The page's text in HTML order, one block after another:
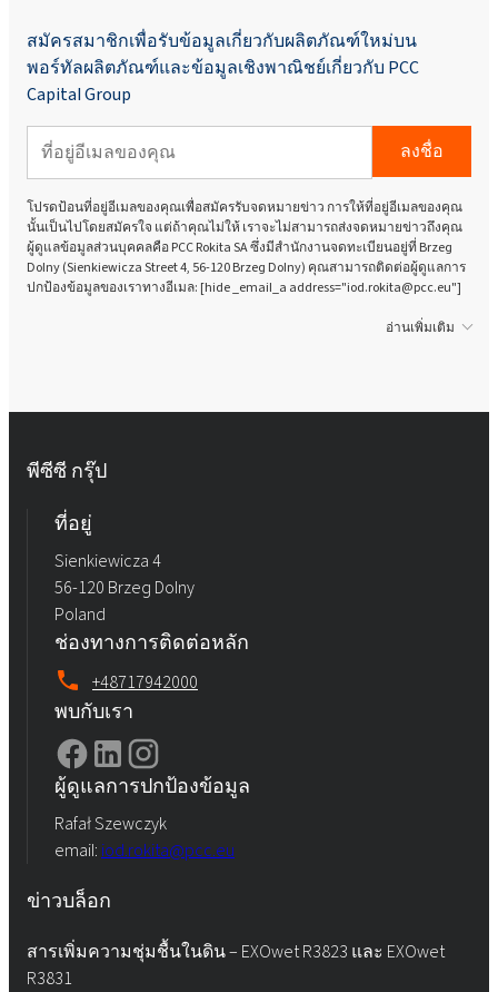
สมัครสมาชิกเพื่อรับข้อมูลเกี่ยวกับผลิตภัณฑ์ใหม่บน
พอร์ทัลผลิตภัณฑ์และข้อมูลเชิงพาณิชย์เกี่ยวกับ PCC
Capital Group
ลงชื่อ
โปรดป้อนที่อยู่อีเมลของคุณเพื่อสมัครรับจดหมายข่าว การให้ที่อยู่อีเมลของคุณ
นั้นเป็นไปโดยสมัครใจ แต่ถ้าคุณไม่ให้ เราจะไม่สามารถส่งจดหมายข่าวถึงคุณ
ผู้ดูแลข้อมูลส่วนบุคคลคือ PCC Rokita SA ซึ่งมีสำนักงานจดทะเบียนอยู่ที่ Brzeg
Dolny (Sienkiewicza Street 4, 56-120 Brzeg Dolny) คุณสามารถติดต่อผู้ดูแลการ
ปกป้องข้อมูลของเราทางอีเมล: [hide _email_a address="iod.rokita@pcc.eu"]
อ่านเพิ่มเติม
พีซีซี กรุ๊ป
ที่อยู่
Sienkiewicza 4
56-120 Brzeg Dolny
Poland
ช่องทางการติดต่อหลัก
+48717942000
พบกับเรา
ผู้ดูแลการปกป้องข้อมูล
Rafał Szewczyk
email: iod.rokita@pcc.eu
ข่าวบล็อก
สารเพิ่มความชุ่มชื้นในดิน – EXOwet R3823 และ EXOwet
R3831